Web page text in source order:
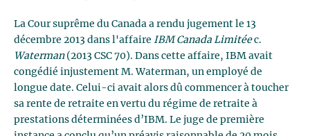
La Cour suprême du Canada a rendu jugement le 13
décembre 2013 dans l'affaire IBM Canada Limitéec.
Waterman(2013 CSC 70). Dans cette affaire, IBM avait
congédié injustement M. Waterman, un employé de
longue date. Celui-ci avait alors dû commencer à toucher
sa rente de retraite en vertu du régime de retraite à
prestations déterminées d’IBM. Le juge de première